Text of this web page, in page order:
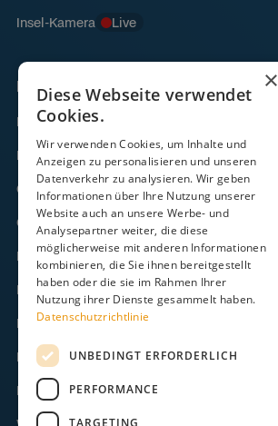
Insel-Kamera Live
Links
Fähre
Frachtverkehr
Gezeitenkalender
Onlineshop
Kontakt
FAQ
Downloads
Impressum
Datenschutz
×
Diese Webseite verwendet
Cookies.
Wir verwenden Cookies, um Inhalte und
Anzeigen zu personalisieren und unseren
Datenverkehr zu analysieren. Wir geben
Informationen über Ihre Nutzung unserer
Website auch an unsere Werbe- und
Analysepartner weiter, die diese
möglicherweise mit anderen Informationen
kombinieren, die Sie ihnen bereitgestellt
haben oder die sie im Rahmen Ihrer
Nutzung ihrer Dienste gesammelt haben.
Datenschutzrichtlinie
UNBEDINGT ERFORDERLICH
PERFORMANCE
TARGETING